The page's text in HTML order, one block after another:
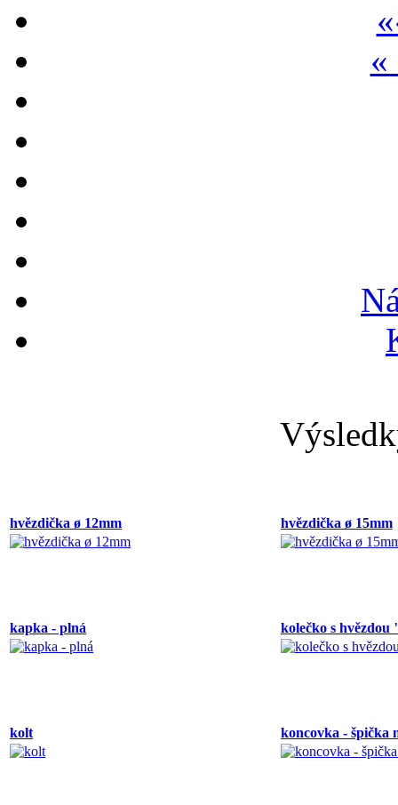
«
hvězdička ø 12mm hvězdička ø 15mm
kapka - plná kolečko s
kolt koncovka - špička